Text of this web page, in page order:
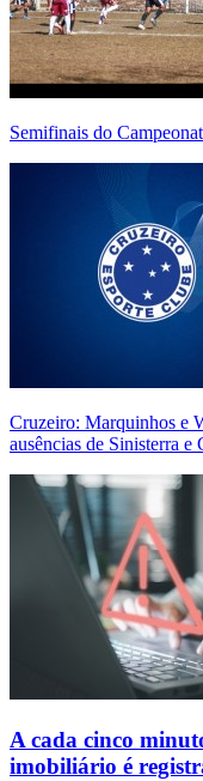
Semifinais do
Cruzeiro: Marquinhos e
ausências de Sinisterra e
A cada cinco
imobiliário é